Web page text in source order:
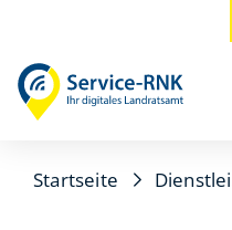
Startseite